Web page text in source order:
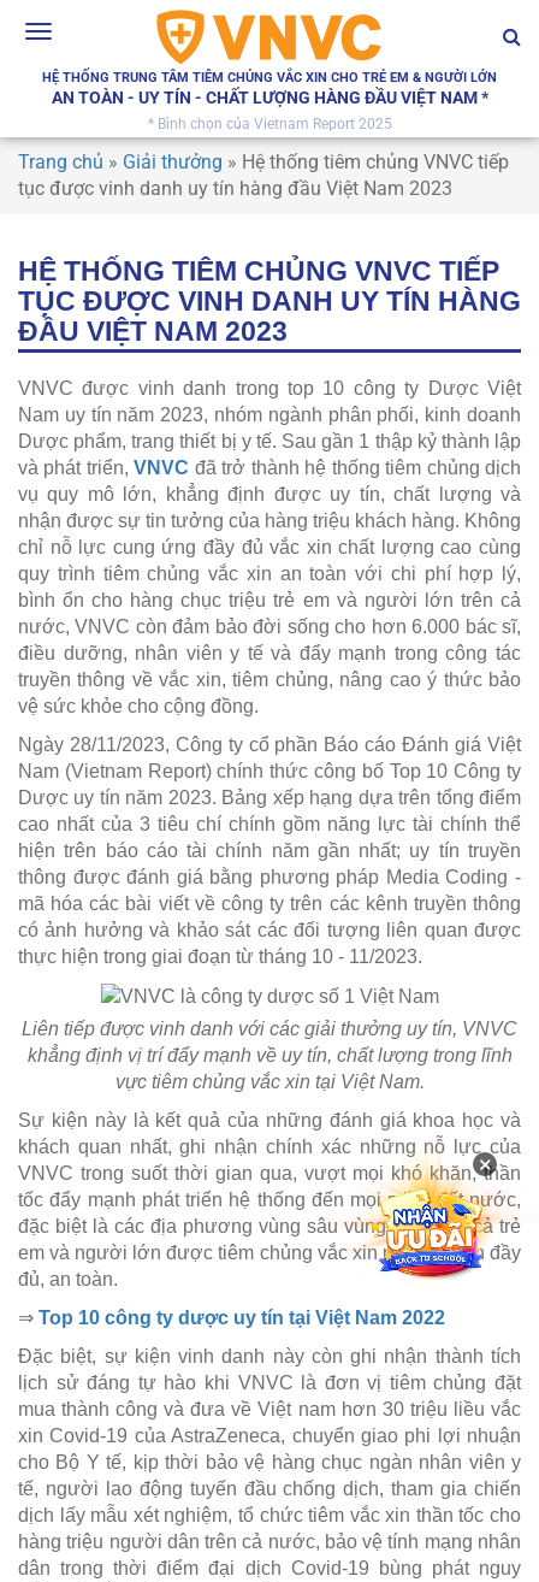
Toggle
HỆ THỐNG TRUNG TÂM TIÊM CHỦNG VẮC XIN CHO TRẺ EM & NGƯỜI LỚN
AN TOÀN - UY TÍN - CHẤT LƯỢNG HÀNG ĐẦU VIỆT NAM *
* Bình chọn của Vietnam Report 2025
Trang chủ » Giải thưởng » Hệ thống tiêm chủng VNVC tiếp
tục được vinh danh uy tín hàng đầu Việt Nam 2023
HỆ THỐNG TIÊM CHỦNG VNVC TIẾP
TỤC ĐƯỢC VINH DANH UY TÍN HÀNG
ĐẦU VIỆT NAM 2023
VNVC được vinh danh trong top 10 công ty Dược Việt
Nam uy tín năm 2023, nhóm ngành phân phối, kinh doanh
Dược phẩm, trang thiết bị y tế. Sau gần 1 thập kỷ thành lập
và phát triển,VNVC đã trở thành hệ thống tiêm chủng dịch
vụ quy mô lớn, khẳng định được uy tín, chất lượng và
nhận được sự tin tưởng của hàng triệu khách hàng. Không
chỉ nỗ lực cung ứng đầy đủ vắc xin chất lượng cao cùng
quy trình tiêm chủng vắc xin an toàn với chi phí hợp lý,
bình ổn cho hàng chục triệu trẻ em và người lớn trên cả
nước, VNVC còn đảm bảo đời sống cho hơn 6.000 bác sĩ,
điều dưỡng, nhân viên y tế và đẩy mạnh trong công tác
truyền thông về vắc xin, tiêm chủng, nâng cao ý thức bảo
vệ sức khỏe cho cộng đồng.
Ngày 28/11/2023, Công ty cổ phần Báo cáo Đánh giá Việt
Nam (Vietnam Report) chính thức công bố Top 10 Công ty
Dược uy tín năm 2023. Bảng xếp hạng dựa trên tổng điểm
cao nhất của 3 tiêu chí chính gồm năng lực tài chính thể
hiện trên báo cáo tài chính năm gần nhất; uy tín truyền
thông được đánh giá bằng phương pháp Media Coding -
mã hóa các bài viết về công ty trên các kênh truyền thông
có ảnh hưởng và khảo sát các đối tượng liên quan được
thực hiện trong giai đoạn từ tháng 10 - 11/2023.
Liên tiếp được vinh danh với các giải thưởng uy tín, VNVC
khẳng định vị trí đẩy mạnh về uy tín, chất lượng trong lĩnh
vực tiêm chủng vắc xin tại Việt Nam.
Sự kiện này là kết quả của những đánh giá khoa học và
khách quan nhất, ghi nhận chính xác những nỗ lực của
VNVC trong suốt thời gian qua, vượt mọi khó khăn, thần
tốc đẩy mạnh phát triển hệ thống đến mọi miền đất nước,
đặc biệt là các địa phương vùng sâu vùng xa để tất cả trẻ
em và người lớn được tiêm chủng vắc xin phòng bệnh đầy
đủ, an toàn.
⇒ Top 10 công ty dược uy tín tại Việt Nam 2022
Đặc biệt, sự kiện vinh danh này còn ghi nhận thành tích
lịch sử đáng tự hào khi VNVC là đơn vị tiêm chủng đặt
mua thành công và đưa về Việt nam hơn 30 triệu liều vắc
xin Covid-19 của AstraZeneca, chuyển giao phi lợi nhuận
cho Bộ Y tế, kịp thời bảo vệ hàng chục ngàn nhân viên y
tế, người lao động tuyến đầu chống dịch, tham gia chiến
dịch lấy mẫu xét nghiệm, tổ chức tiêm vắc xin thần tốc cho
hàng triệu người dân trên cả nước, bảo vệ tính mạng nhân
dân trong thời điểm đại dịch Covid-19 bùng phát nguy
×